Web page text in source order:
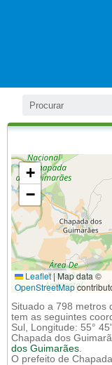
+
−
Leaflet|Map data ©
OpenStreetMap
Situado a 798 metros
tem as seguintes
Sul, Longitude: 55°
Chapada dos
dos Guimarães.
O prefeito de